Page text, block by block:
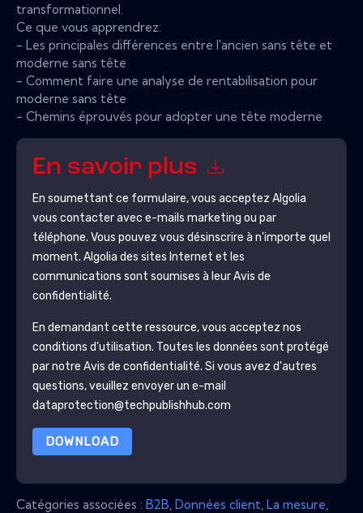
transformationnel.
Ce que vous apprendrez:
- Les principales différences entre l'ancien sans tête et
moderne sans tête
- Comment faire une analyse de rentabilisation pour
moderne sans tête
- Chemins éprouvés pour adopter une tête moderne
En savoir plus
En soumettant ce formulaire, vous acceptez Algolia
vous contacter avec e-mails marketing ou par
téléphone. Vous pouvez vous désinscrire à n'importe quel
moment. Algolia des sites Internet et les
communications sont soumises à leur Avis de
confidentialité.
En demandant cette ressource, vous acceptez nos
conditions d'utilisation. Toutes les données sont protégé
par notre Avis de confidentialité. Si vous avez d'autres
questions, veuillez envoyer un e-mail
dataprotection@techpublishhub.com
DOWNLOAD
Catégories associées : B2B Données client La mesure